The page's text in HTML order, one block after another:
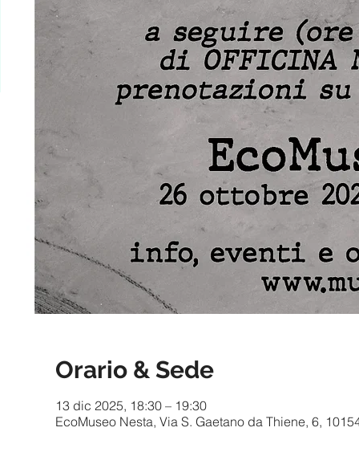
Orario & Sede
13 dic 2025, 18:30 – 19:30
EcoMuseo Nesta, Via S. Gaetano da Thiene, 6,